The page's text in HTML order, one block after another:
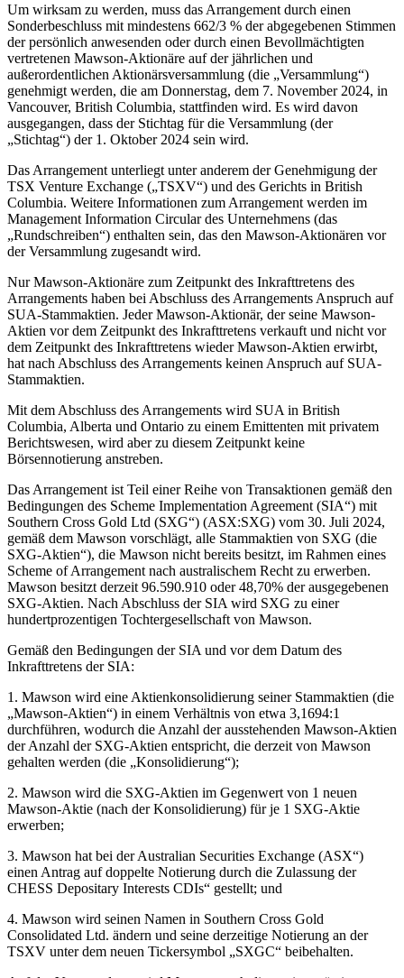
Um wirksam zu werden, muss das Arrangement durch einen
Sonderbeschluss mit mindestens 662/3 % der abgegebenen Stimmen
der persönlich anwesenden oder durch einen Bevollmächtigten
vertretenen Mawson-Aktionäre auf der jährlichen und
außerordentlichen Aktionärsversammlung (die „Versammlung“)
genehmigt werden, die am Donnerstag, dem 7. November 2024, in
Vancouver, British Columbia, stattfinden wird. Es wird davon
ausgegangen, dass der Stichtag für die Versammlung (der
„Stichtag“) der 1. Oktober 2024 sein wird.
Das Arrangement unterliegt unter anderem der Genehmigung der
TSX Venture Exchange („TSXV“) und des Gerichts in British
Columbia. Weitere Informationen zum Arrangement werden im
Management Information Circular des Unternehmens (das
„Rundschreiben“) enthalten sein, das den Mawson-Aktionären vor
der Versammlung zugesandt wird.
Nur Mawson-Aktionäre zum Zeitpunkt des Inkrafttretens des
Arrangements haben bei Abschluss des Arrangements Anspruch auf
SUA-Stammaktien. Jeder Mawson-Aktionär, der seine Mawson-
Aktien vor dem Zeitpunkt des Inkrafttretens verkauft und nicht vor
dem Zeitpunkt des Inkrafttretens wieder Mawson-Aktien erwirbt,
hat nach Abschluss des Arrangements keinen Anspruch auf SUA-
Stammaktien.
Mit dem Abschluss des Arrangements wird SUA in British
Columbia, Alberta und Ontario zu einem Emittenten mit privatem
Berichtswesen, wird aber zu diesem Zeitpunkt keine
Börsennotierung anstreben.
Das Arrangement ist Teil einer Reihe von Transaktionen gemäß den
Bedingungen des Scheme Implementation Agreement (SIA“) mit
Southern Cross Gold Ltd (SXG“) (ASX:SXG) vom 30. Juli 2024,
gemäß dem Mawson vorschlägt, alle Stammaktien von SXG (die
SXG-Aktien“), die Mawson nicht bereits besitzt, im Rahmen eines
Scheme of Arrangement nach australischem Recht zu erwerben.
Mawson besitzt derzeit 96.590.910 oder 48,70% der ausgegebenen
SXG-Aktien. Nach Abschluss der SIA wird SXG zu einer
hundertprozentigen Tochtergesellschaft von Mawson.
Gemäß den Bedingungen der SIA und vor dem Datum des
Inkrafttretens der SIA:
1. Mawson wird eine Aktienkonsolidierung seiner Stammaktien (die
„Mawson-Aktien“) in einem Verhältnis von etwa 3,1694:1
durchführen, wodurch die Anzahl der ausstehenden Mawson-Aktien
der Anzahl der SXG-Aktien entspricht, die derzeit von Mawson
gehalten werden (die „Konsolidierung“);
2. Mawson wird die SXG-Aktien im Gegenwert von 1 neuen
Mawson-Aktie (nach der Konsolidierung) für je 1 SXG-Aktie
erwerben;
3. Mawson hat bei der Australian Securities Exchange (ASX“)
einen Antrag auf doppelte Notierung durch die Zulassung der
CHESS Depositary Interests CDIs“ gestellt; und
4. Mawson wird seinen Namen in Southern Cross Gold
Consolidated Ltd. ändern und seine derzeitige Notierung an der
TSXV unter dem neuen Tickersymbol „SXGC“ beibehalten.